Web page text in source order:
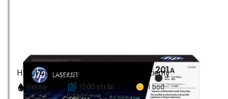
HP CF400A (201A), originálny toner, čierny
čierna 1500 strán
1 bod